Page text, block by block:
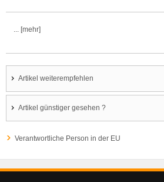
... [mehr]
Artikel weiterempfehlen
Artikel günstiger gesehen ?
Verantwortliche Person in der EU